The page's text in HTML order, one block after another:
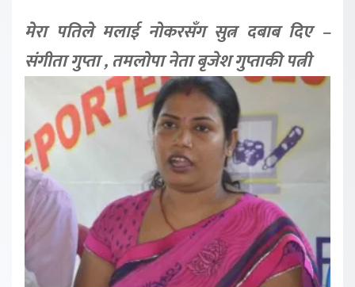
मेरा पतिले मलाई नोकरसँग सुत्न दबाब दिए –
संगीता गुप्ता , तमलोपा नेता बृजेश गुप्ताकी पत्नी